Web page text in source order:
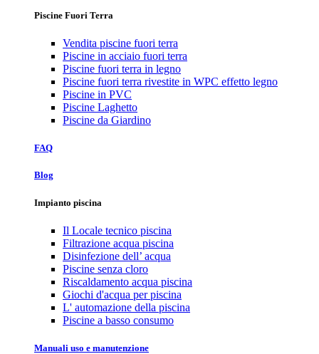
Piscine Fuori Terra
Vendita piscine fuori terra
Piscine in acciaio fuori terra
Piscine fuori terra in legno
Piscine fuori terra rivestite in WPC effetto legno
Piscine in PVC
Piscine Laghetto
Piscine da Giardino
FAQ
Blog
Impianto piscina
Il Locale tecnico piscina
Filtrazione acqua piscina
Disinfezione dell’ acqua
Piscine senza cloro
Riscaldamento acqua piscina
Giochi d'acqua per piscina
L' automazione della piscina
Piscine a basso consumo
Manuali uso e manutenzione